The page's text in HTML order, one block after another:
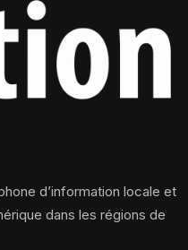
d’information locale et
dans les régions de